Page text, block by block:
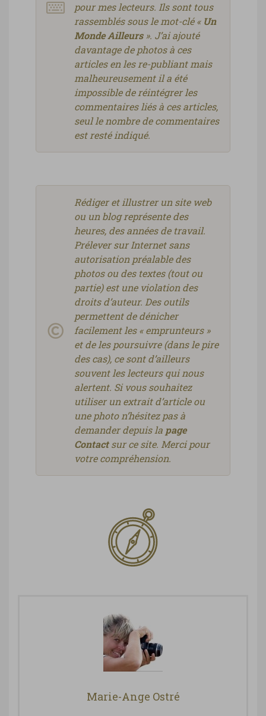
pour mes lecteurs. Ils sont tous
rassemblés sous le mot-clé « Un
Monde Ailleurs». J’ai ajouté
davantage de photos à ces
articles en les re-publiant mais
malheureusement il a été
impossible de réintégrer les
commentaires liés à ces articles,
seul le nombre de commentaires
est resté indiqué.
Rédiger et illustrer un site web
ou un blog représente des
heures, des années de travail.
Prélever sur Internet sans
autorisation préalable des
photos ou des textes (tout ou
partie) est une violation des
droits d’auteur. Des outils
permettent de dénicher
facilement les « emprunteurs »
et de les poursuivre (dans le pire
des cas), ce sont d’ailleurs
souvent les lecteurs qui nous
alertent. Si vous souhaitez
utiliser un extrait d’article ou
une photo n’hésitez pas à
demander depuis la page
Contactsur ce site. Merci pour
votre compréhension.
Marie-Ange Ostré